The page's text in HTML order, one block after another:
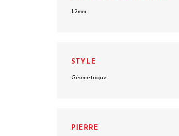
1.2mm
STYLE
Géométrique
PIERRE